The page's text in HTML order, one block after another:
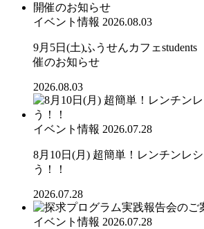
イベント情報 2026.08.03
9月5日(土)ふうせんカフェ
催のお知らせ
2026.08.03
イベント情報 2026.07.28
8月10日(月) 超簡単！レンチンレ
う！！
2026.07.28
イベント情報 2026.07.28